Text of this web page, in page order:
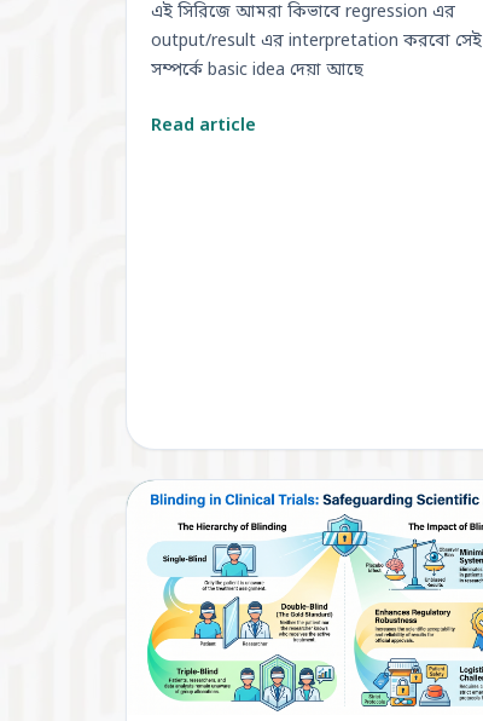
এই সিরিজে আমরা কিভাবে regression এর
output/result এর interpretation করবো সেই
সম্পর্কে basic idea দেয়া আছে
Read article